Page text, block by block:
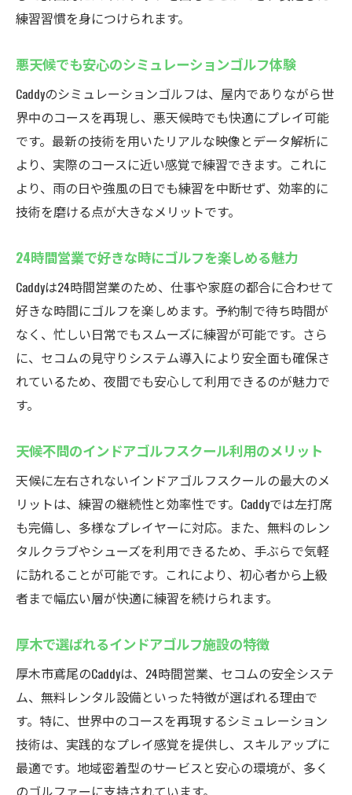
練習習慣を身につけられます。
悪天候でも安心のシミュレーションゴルフ体験
Caddyのシミュレーションゴルフは、屋内でありながら世
界中のコースを再現し、悪天候時でも快適にプレイ可能
です。最新の技術を用いたリアルな映像とデータ解析に
より、実際のコースに近い感覚で練習できます。これに
より、雨の日や強風の日でも練習を中断せず、効率的に
技術を磨ける点が大きなメリットです。
24時間営業で好きな時にゴルフを楽しめる魅力
Caddyは24時間営業のため、仕事や家庭の都合に合わせて
好きな時間にゴルフを楽しめます。予約制で待ち時間が
なく、忙しい日常でもスムーズに練習が可能です。さら
に、セコムの見守りシステム導入により安全面も確保さ
れているため、夜間でも安心して利用できるのが魅力で
す。
天候不問のインドアゴルフスクール利用のメリット
天候に左右されないインドアゴルフスクールの最大のメ
リットは、練習の継続性と効率性です。Caddyでは左打席
も完備し、多様なプレイヤーに対応。また、無料のレン
タルクラブやシューズを利用できるため、手ぶらで気軽
に訪れることが可能です。これにより、初心者から上級
者まで幅広い層が快適に練習を続けられます。
厚木で選ばれるインドアゴルフ施設の特徴
厚木市鳶尾のCaddyは、24時間営業、セコムの安全システ
ム、無料レンタル設備といった特徴が選ばれる理由で
す。特に、世界中のコースを再現するシミュレーション
技術は、実践的なプレイ感覚を提供し、スキルアップに
最適です。地域密着型のサービスと安心の環境が、多く
のゴルファーに支持されています。